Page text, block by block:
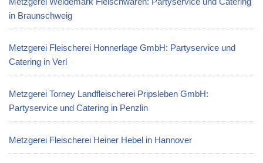
in Braunschweig
Metzgerei Fleischerei Honnerlage GmbH: Partyservice und
Catering in Verl
Metzgerei Torney Landfleischerei Pripsleben GmbH:
Partyservice und Catering in Penzlin
Metzgerei Fleischerei Heiner Hebel in Hannover